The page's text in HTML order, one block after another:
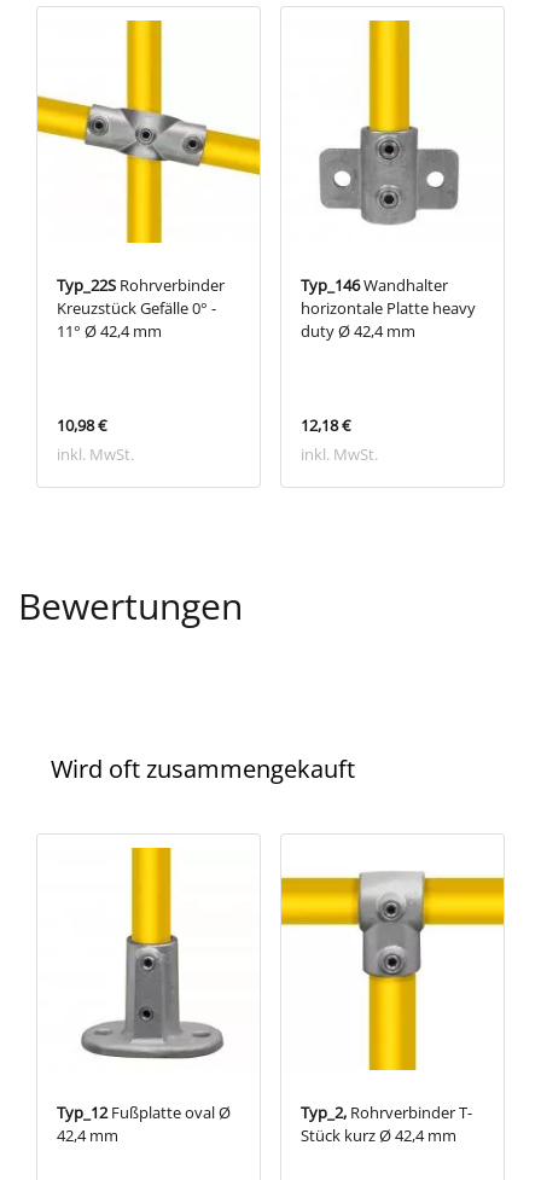
Typ_22S Rohrverbinder
Kreuzstück Gefälle 0° -
11° Ø 42,4 mm
10,98 €
inkl. MwSt.
Typ_146Wandhalter
horizontale Platte heavy
duty Ø 42,4 mm
12,18 €
inkl. MwSt.
Bewertungen
Wird oft zusammengekauft
Typ_12Fußplatte oval Ø
42,4 mm
Typ_2, Rohrverbinder T-
Stück kurz Ø 42,4 mm